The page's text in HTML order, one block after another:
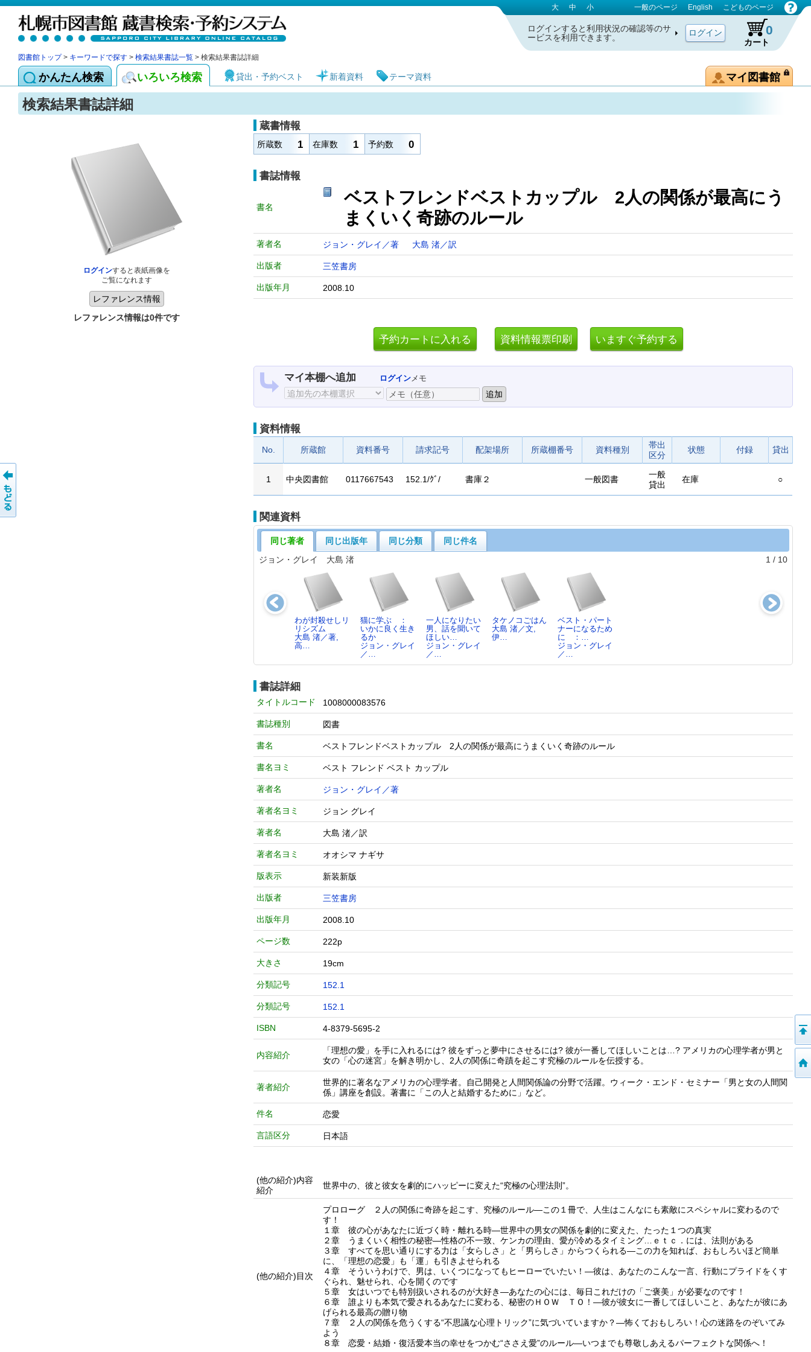
札幌市図書館 蔵書検索・予約システム 大 中 小 一般のページ English こどものページ
ログインすると利用状況の確認等のサ
ービスを利用できます。
カート
0
図書館トップ> キーワードで探す > 検索結果書誌一覧 > 検索結果書誌詳細
かんたん検索 いろいろ検索 貸出・予約ベスト 新着資料 テーマ資料 マイ図書館
検索結果書誌詳細
ログインすると表紙画像を
ご覧になれます
レファレンス情報は0件です
蔵書情報
所蔵数 1 在庫数 1 予約数 0
書誌情報
書名
ベストフレンドベストカップル 2人の関係が最高にう
まくいく奇跡のルール
著者名 ジョン・グレイ／著 大島 渚／訳
出版者 三笠書房
出版年月 2008.10
マイ本棚へ追加 ログインメモ
資料情報
No. 所蔵館 資料番号 請求記号 配架場所 所蔵棚番号 資料種別
帯出
区分
状態 付録 貸出
1 中央図書館 0117667543 152.1/ｸﾞ/ 書庫２ 一般図書
一般
貸出
在庫 ○
関連資料
同じ著者 同じ出版年 同じ分類
同じ件名
ジョン・グレイ 大島 渚
1 / 10
わが封殺せしリ
リシズム
大島 渚／著,
高…
猫に学ぶ ：
いかに良く生き
るか
ジョン・グレイ
／…
一人になりたい
男、話を聞いて
ほしい…
ジョン・グレイ
／…
タケノコごはん
大島 渚／文,
伊…
ベスト・パート
ナーになるため
に ：…
ジョン・グレイ
／…
書誌詳細
タイトルコード 1008000083576
書誌種別 図書
書名 ベストフレンドベストカップル 2人の関係が最高にうまくいく奇跡のルール
書名ヨミ ベスト フレンド ベスト カップル
著者名 ジョン・グレイ／著
著者名ヨミ ジョン グレイ
著者名 大島 渚／訳
著者名ヨミ オオシマ ナギサ
版表示 新装新版
出版者 三笠書房
出版年月 2008.10
ページ数 222p
大きさ 19cm
分類記号 152.1
分類記号 152.1
ISBN 4-8379-5695-2
内容紹介
「理想の愛」を手に入れるには? 彼をずっと夢中にさせるには? 彼が一番してほしいことは…? アメリカの心理学者が男と
女の「心の迷宮」を解き明かし、2人の関係に奇蹟を起こす究極のルールを伝授する。
著者紹介
世界的に著名なアメリカの心理学者。自己開発と人間関係論の分野で活躍。ウィーク・エンド・セミナー「男と女の人間関
係」講座を創設。著書に「この人と結婚するために」など。
件名 恋愛
言語区分 日本語
(他の紹介)内容
紹介
世界中の、彼と彼女を劇的にハッピーに変えた“究極の心理法則”。
(他の紹介)目次
プロローグ ２人の関係に奇跡を起こす、究極のルール―この１冊で、人生はこんなにも素敵にスペシャルに変わるので
す！
１章 彼の心があなたに近づく時・離れる時―世界中の男女の関係を劇的に変えた、たった１つの真実
２章 うまくいく相性の秘密―性格の不一致、ケンカの理由、愛が冷めるタイミング…ｅｔｃ．には、法則がある
３章 すべてを思い通りにする力は「女らしさ」と「男らしさ」からつくられる―この力を知れば、おもしろいほど簡単
に、「理想の恋愛」も「運」も引きよせられる
４章 そういうわけで、男は、いくつになってもヒーローでいたい！―彼は、あなたのこんな一言、行動にプライドをくす
ぐられ、魅せられ、心を開くのです
５章 女はいつでも特別扱いされるのが大好き―あなたの心には、毎日これだけの「ご褒美」が必要なのです！
６章 誰よりも本気で愛されるあなたに変わる、秘密のＨＯＷ ＴＯ！―彼が彼女に一番してほしいこと、あなたが彼にあ
げられる最高の贈り物
７章 ２人の関係を危うくする“不思議な心理トリック”に気づいていますか？―怖くておもしろい！心の迷路をのぞいてみ
よう
８章 恋愛・結婚・復活愛本当の幸せをつかむ“ささえ愛”のルール―いつまでも尊敬しあえるパーフェクトな関係へ！